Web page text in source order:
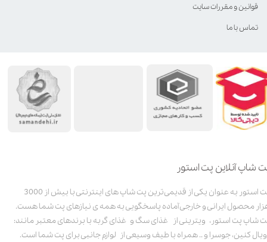
شاپ آنلاین پت استور
پت استور به عنوان یکی از قدیمی‌ترین پت شاپ های اینترنتی با بیش از 3000
محصول ایرانی و خارجی آماده پاسخگویی به همه ی نیازهای پت شما هست.
شاپ پت استور، ویترینی از غذای سگ و غذای گربه با برندهای معتبر مانند:
کنین، جوسرا و .. همراه با طیف وسیعی از لوازم جانبی برای پت شما است.
قوانین و مقررات سایت
تماس با ما